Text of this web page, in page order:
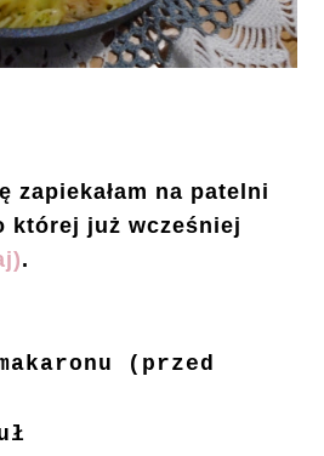
zapiekałam na patelni
której już wcześniej
.
(przed